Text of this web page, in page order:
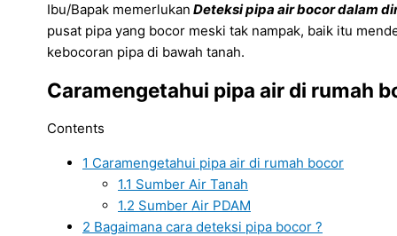
Ibu/Bapak memerlukan Deteksi pipa air bocor dalam
pusat pipa yang bocor meski tak nampak, baik itu
kebocoran pipa di bawah tanah.
Caramengetahui pipa air di rumah
Contents
1 Caramengetahui pipa air di rumah bocor
1.1 Sumber Air Tanah
1.2 Sumber Air PDAM
2 Bagaimana cara deteksi pipa bocor ?